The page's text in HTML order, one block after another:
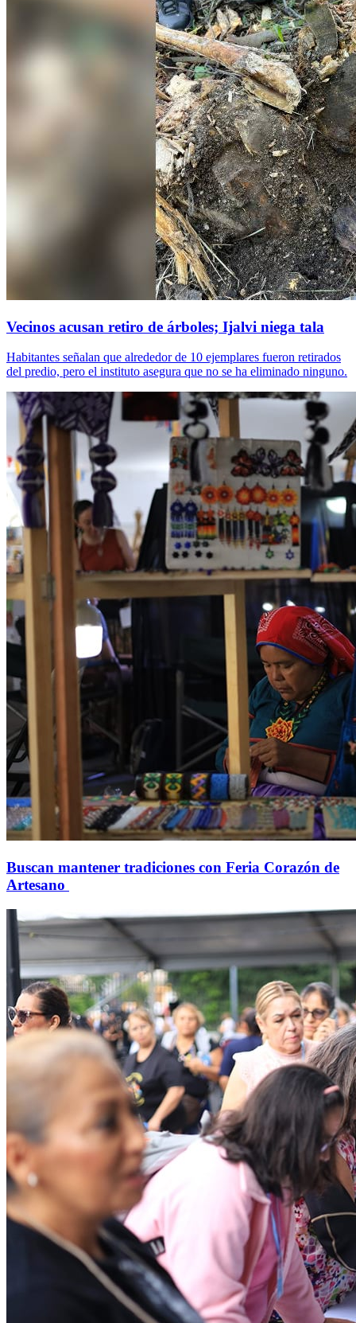
Vecinos acusan retiro de árboles; Ijalvi niega tala
Habitantes señalan que alrededor de 10 ejemplares fueron retirados
del predio, pero el instituto asegura que no se ha eliminado ninguno.
Buscan mantener tradiciones con Feria Corazón de
Artesano